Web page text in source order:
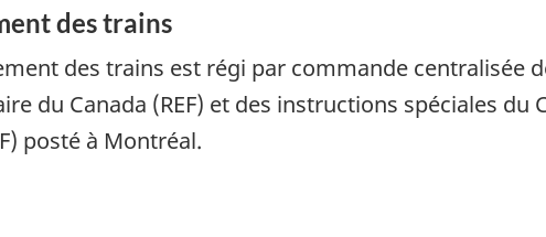
des trains
des trains est régi par commande centralisée
du Canada (REF) et des instructions spéciales du
posté à Montréal.